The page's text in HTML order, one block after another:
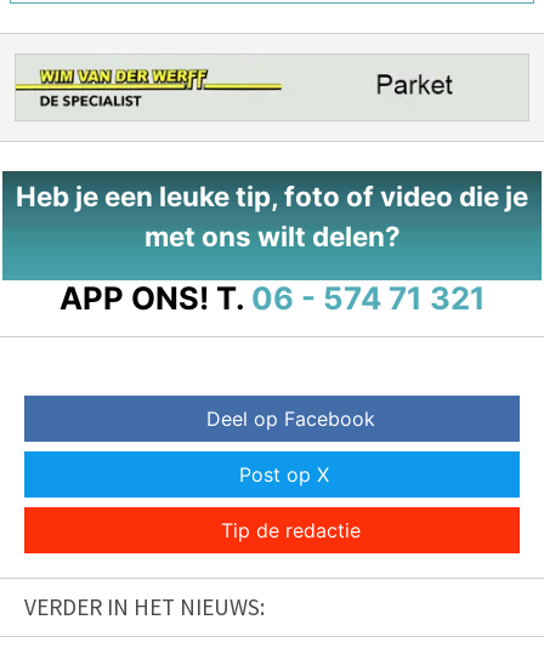
Heb je een leuke tip, foto of video die je
met ons wilt delen?
APP ONS! T. 06 - 574 71 321
Deel op Facebook
Post op X
Tip de redactie
VERDER IN HET NIEUWS: